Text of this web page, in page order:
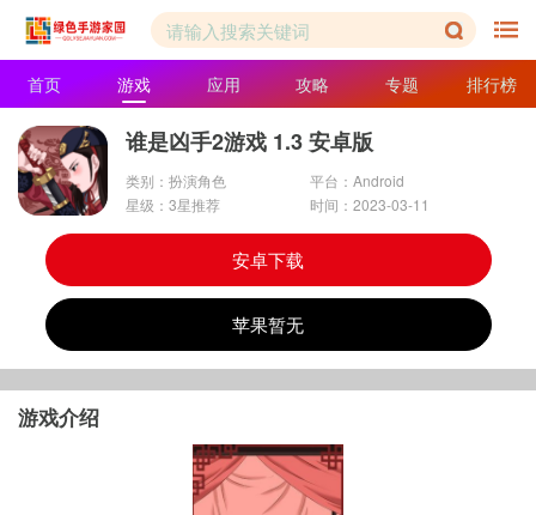
首页 游戏 应用 攻略 专题 排行榜
谁是凶手2游戏 1.3 安卓版
类别：扮演角色
平台：Android
星级：3星推荐
时间：2023-03-11
安卓下载
苹果暂无
游戏介绍